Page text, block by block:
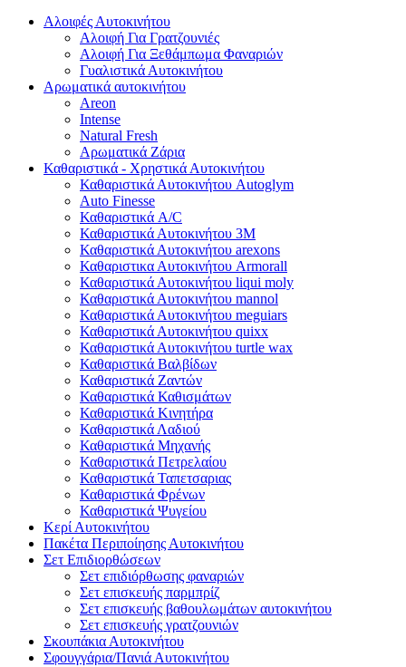
Αλοιφές Αυτοκινήτου
Αλοιφή Για Γρατζουνιές
Αλοιφή Για Ξεθάμπωμα Φαναριών
Γυαλιστικά Αυτοκινήτου
Αρωματικά αυτοκινήτου
Areon
Intense
Natural Fresh
Αρωματικά Ζάρια
Καθαριστικά - Χρηστικά Αυτοκινήτου
Καθαριστικά Αυτοκινήτου Autoglym
Auto Finesse
Καθαριστικά A/C
Καθαριστικά Αυτοκινήτου 3Μ
Καθαριστικά Αυτοκινήτου arexons
Καθαριστικα Αυτοκινήτου Armorall
Καθαριστικά Αυτοκινήτου liqui moly
Καθαριστικά Αυτοκινήτου mannol
Καθαριστικά Αυτοκινήτου meguiars
Καθαριστικά Αυτοκινήτου quixx
Καθαριστικά Αυτοκινήτου turtle wax
Καθαριστικά Βαλβίδων
Καθαριστικά Ζαντών
Καθαριστικά Καθισμάτων
Καθαριστικά Κινητήρα
Καθαριστικά Λαδιού
Καθαριστικά Μηχανής
Καθαριστικά Πετρελαίου
Καθαριστικά Ταπετσαριας
Καθαριστικά Φρένων
Καθαριστικά Ψυγείου
Κερί Αυτοκινήτου
Πακέτα Περιποίησης Αυτοκινήτου
Σετ Επιδιορθώσεων
Σετ επιδιόρθωσης φαναριών
Σετ επισκευής παρμπρίζ
Σετ επισκευής βαθουλωμάτων αυτοκινήτου
Σετ επισκευής γρατζουνιών
Σκουπάκια Αυτοκινήτου
Σφουγγάρια/Πανιά Αυτοκινήτου